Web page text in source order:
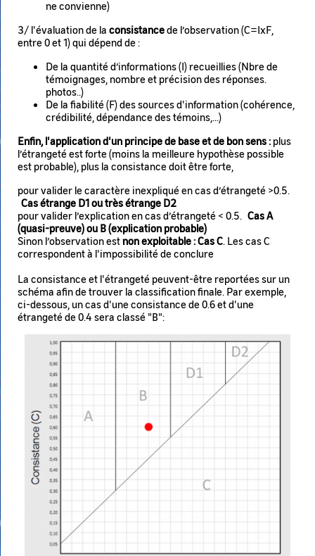
ne convienne)
3/ l'évaluation de la consistancede l’observation (C=IxF,
entre 0 et 1) qui dépend de :
De la quantité d’informations (I) recueillies (Nbre de
témoignages, nombre et précision des réponses.
photos..)
De la fiabilité (F) des sources d'information (cohérence,
crédibilité, dépendance des témoins,...)
Enfin, l'application d'un principe de base et de bon sens :plus
l’étrangeté est forte (moins la meilleure hypothèse possible
est probable), plus la consistance doit être forte,
pour valider le caractère inexpliqué en cas d’étrangeté >0.5.
Cas étrange D1 ou très étrange D2
pour valider l’explication en cas d’étrangeté < 0.5. Cas A
(quasi-preuve) ou B (explication probable)
Sinon l’observation estnon exploitable : Cas C. Les cas C
correspondent à l'impossibilité de conclure
La consistance et l'étrangeté peuvent-être reportées sur un
schéma afin de trouver la classification finale. Par exemple,
ci-dessous, un cas d'une consistance de 0.6 et d'une
étrangeté de 0.4 sera classé "B":
Image